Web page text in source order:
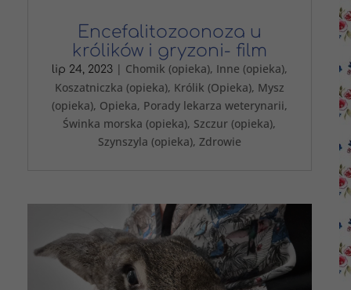
Encefalitozoonoza u
królików i gryzoni- film
lip 24, 2023| Chomik (opieka), Inne (opieka),
Koszatniczka (opieka), Królik (Opieka), Mysz
(opieka), Opieka, Porady lekarza weterynarii,
Świnka morska (opieka), Szczur (opieka),
Szynszyla (opieka), Zdrowie